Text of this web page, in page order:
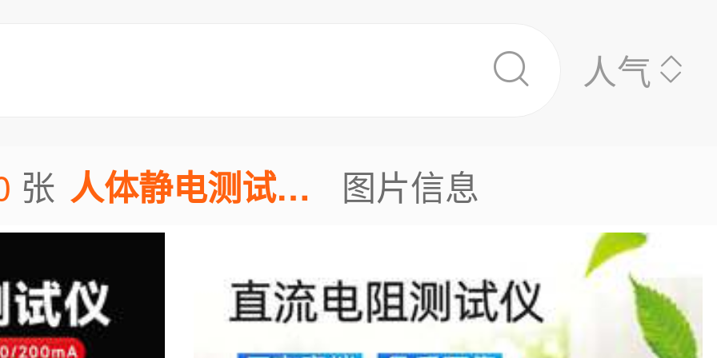
人气
张 人体静电测试仪图片 图片信息